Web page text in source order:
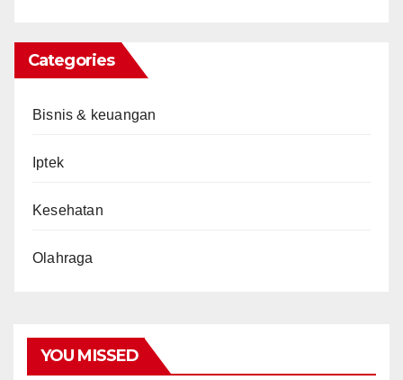
Categories
Bisnis & keuangan
Iptek
Kesehatan
Olahraga
YOU MISSED